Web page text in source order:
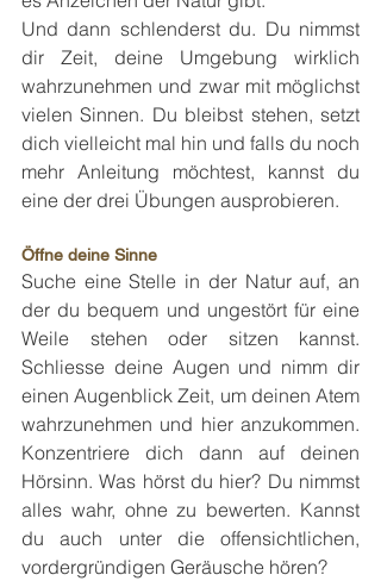
Und dann schlenderst du. Du nimmst
dir Zeit, deine Umgebung wirklich
wahrzunehmen und zwar mit möglichst
vielen Sinnen. Du bleibst stehen, setzt
dich vielleicht mal hin und falls du noch
mehr Anleitung möchtest, kannst du
eine der drei Übungen ausprobieren.
Öffne deine Sinne
Suche eine Stelle in der Natur auf, an
der du bequem und ungestört für eine
Weile stehen oder sitzen kannst.
Schliesse deine Augen und nimm dir
einen Augenblick Zeit, um deinen Atem
wahrzunehmen und hier anzukommen.
Konzentriere dich dann auf deinen
Hörsinn. Was hörst du hier? Du nimmst
alles wahr, ohne zu bewerten. Kannst
du auch unter die offensichtlichen,
vordergründigen Geräusche hören?